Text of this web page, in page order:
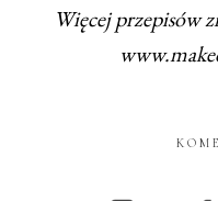
Więcej przepisów